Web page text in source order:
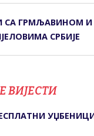
СА ГРМЉАВИНОМ
СРБИЈЕ
ВИЈЕСТИ